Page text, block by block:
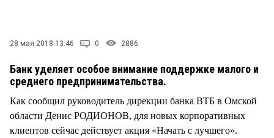
28 мая 2018 13:46 0 2886
Банк уделяет особое внимание поддержке малого и
среднего предпринимательства.
Как сообщил руководитель дирекции банка ВТБ в Омской
области Денис РОДИОНОВ, для новых корпоративных
клиентов сейчас действует акция «Начать с лучшего».